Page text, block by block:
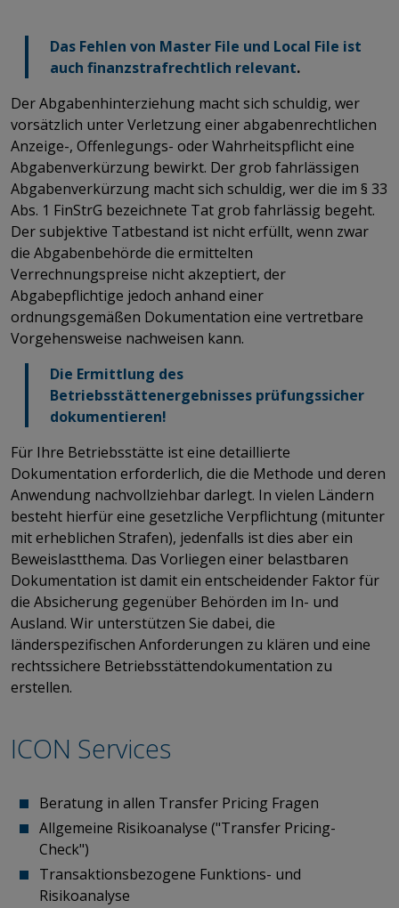
​​​​​​​Das Fehlen von Master File und Local File ist
auch finanzstrafrechtlich relevant. ​​​​​​​
Der Abgabenhinterziehung macht sich schuldig, wer
vorsätzlich unter Verletzung einer abgabenrechtlichen
Anzeige-, Offenlegungs- oder Wahrheitspflicht eine
Abgabenverkürzung bewirkt. Der grob fahrlässigen
Abgabenverkürzung macht sich schuldig, wer die im § 33
Abs. 1 FinStrG bezeichnete Tat grob fahrlässig begeht.
Der subjektive Tatbestand ist nicht erfüllt, wenn zwar
die Abgabenbehörde die ermittelten
Verrechnungspreise nicht akzeptiert, der
Abgabepflichtige jedoch anhand einer
ordnungsgemäßen Dokumentation eine vertretbare
Vorgehensweise nachweisen kann.
​​​​​​​Die Ermittlung des
Betriebsstättenergebnisses prüfungssicher
dokumentieren!
Für Ihre Betriebsstätte ist eine detaillierte
Dokumentation erforderlich, die die Methode und deren
Anwendung nachvollziehbar darlegt. In vielen Ländern
besteht hierfür eine gesetzliche Verpflichtung (mitunter
mit erheblichen Strafen), jedenfalls ist dies aber ein
Beweislastthema. Das Vorliegen einer belastbaren
Dokumentation ist damit ein entscheidender Faktor für
die Absicherung gegenüber Behörden im In- und
Ausland. Wir unterstützen Sie dabei, die
länderspezifischen Anforderungen zu klären und eine
rechtssichere Betriebsstättendokumentation zu
erstellen. ​​​​​​​​​​​​​​
ICON Services
Beratung in allen Transfer Pricing Fragen
Allgemeine Risikoanalyse ("Transfer Pricing-
Check")
Transaktionsbezogene Funktions- und
Risikoanalyse